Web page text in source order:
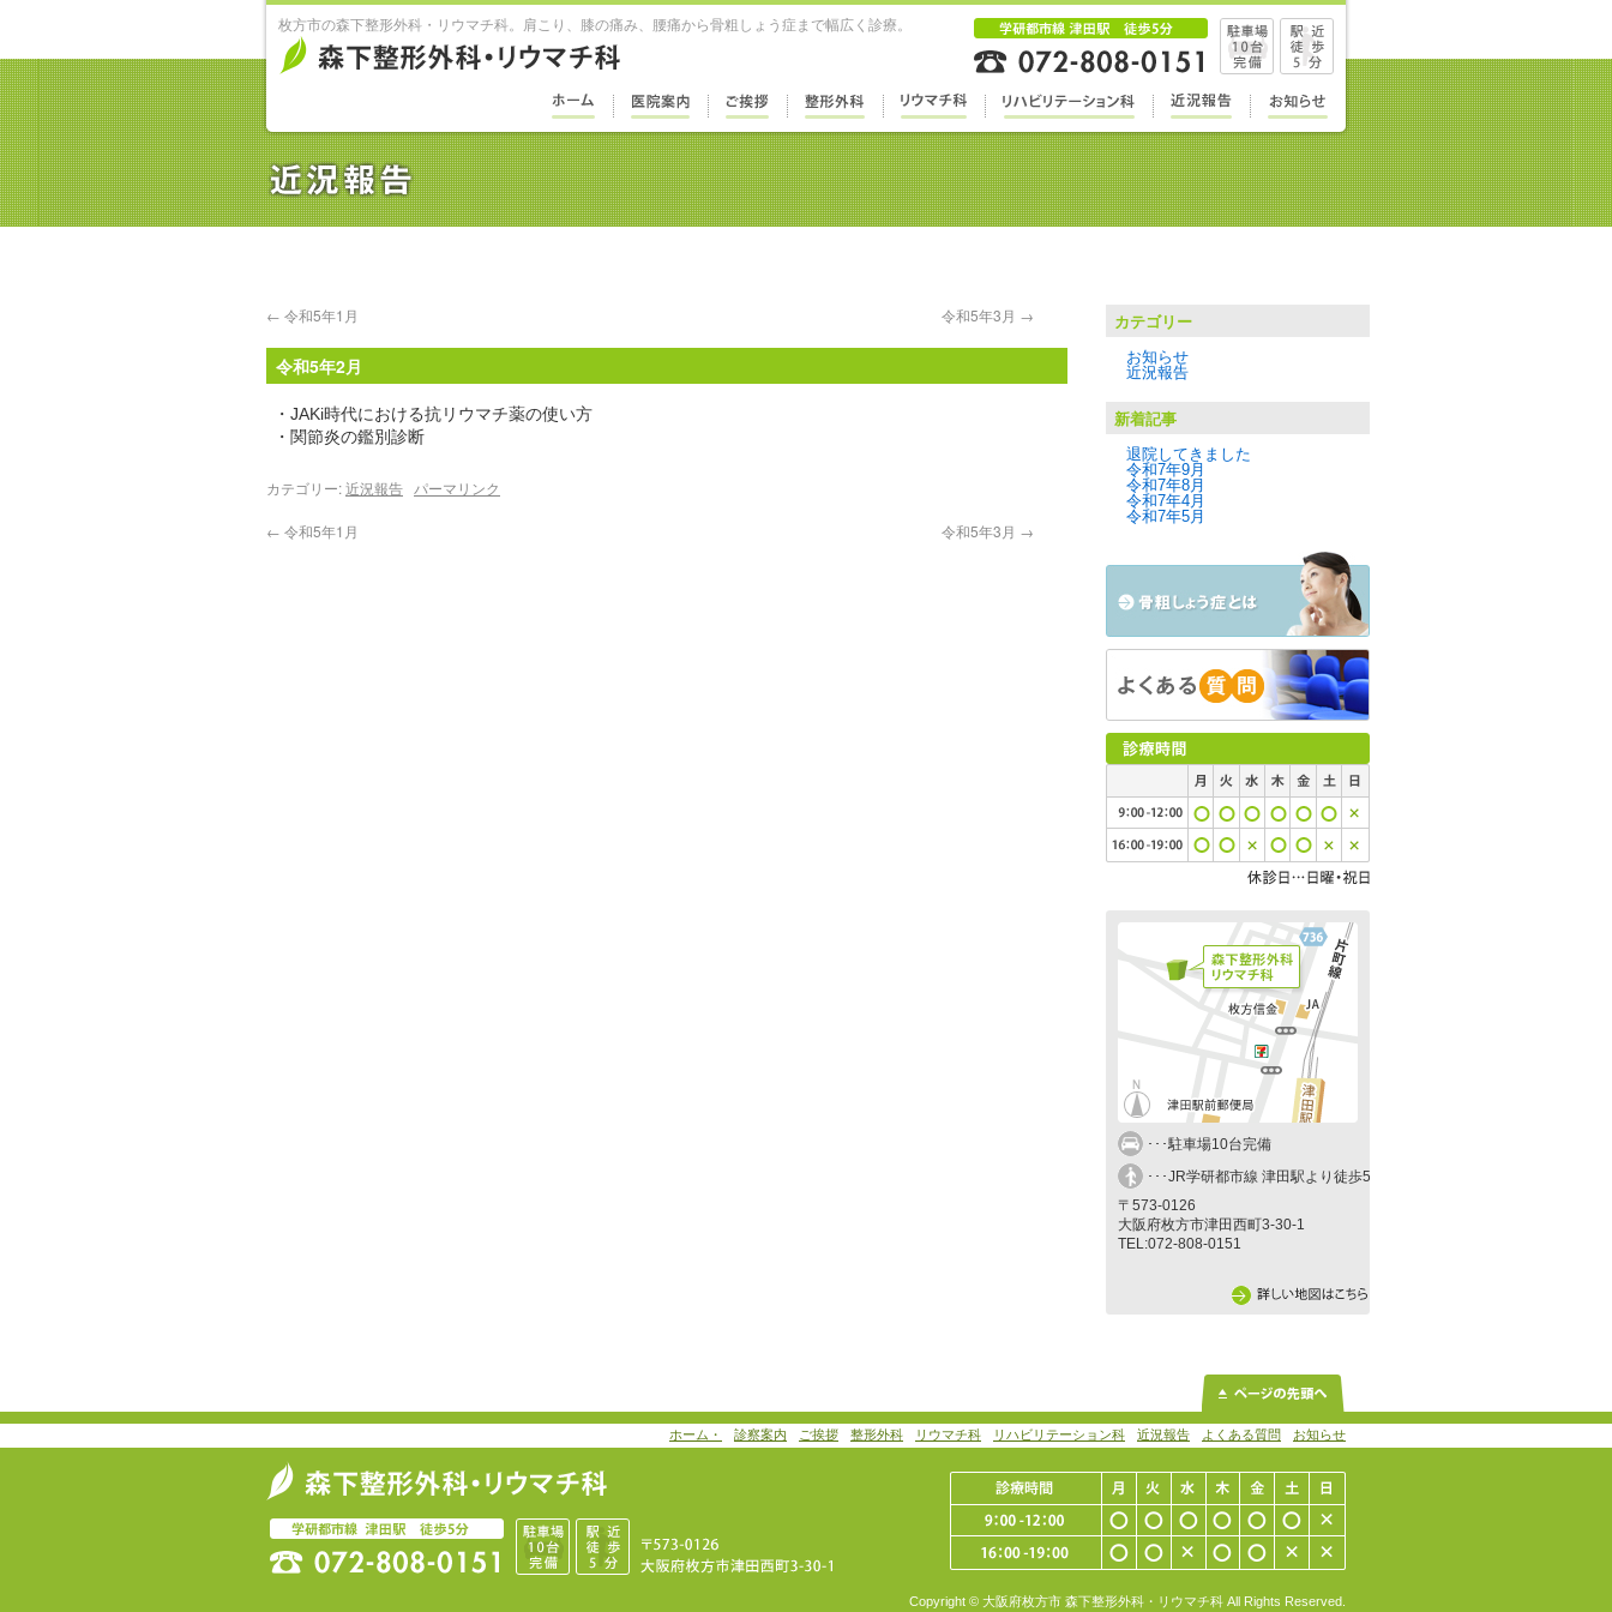
枚方市の森下整形外科・リウマチ科。肩こり、膝の痛み、腰痛から骨粗しょう症まで幅広く診療。
← 令和5年1月 令和5年3月 →
令和5年2月
・JAKi時代における抗リウマチ薬の使い方
・関節炎の鑑別診断
カテゴリー:近況報告 パーマリンク
← 令和5年1月 令和5年3月 →
カテゴリー
お知らせ
近況報告
新着記事
退院してきました
令和7年9月
令和7年8月
令和7年4月
令和7年5月
･･･駐車場10台完備
･･･JR学研都市線 津田駅より徒歩5分
〒573-0126
大阪府枚方市津田西町3-30-1
TEL:072-808-0151
Copyright © 大阪府枚方市 森下整形外科・リウマチ科 All Rights Reserved.
ホーム・ 診察案内 ご挨拶 整形外科 リウマチ科 リハビリテーション科 近況報告 よくある質問 お知らせ